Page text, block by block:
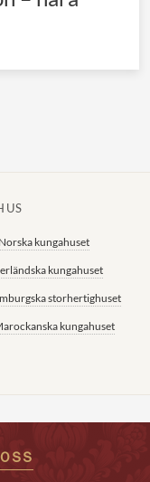
kungahuset
kungahuset
storhertighuset
kungahuset